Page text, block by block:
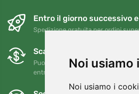
Noi usiamo
Noi usiamo i
Entro il giorno successivo
Spedizione gratuita per ordini
Scambi e resi gratuiti
Puoi restituire o cambiare il tuo
entro 90 giorni